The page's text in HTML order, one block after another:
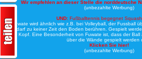
Wir empfehlen an dieser Stelle die norddeutsche
(unbezahlte Werbung)
UND: Fußballtennis begegnet
Bei Fuwate wird ähnlich wie z.B. bei Volleyball, der Fussball
Ball darf zu keiner Zeit den Boden berühren. Gespielt
oder Kopf. Eine Besonderheit von Fuwate ist, dass der Ball
über die Wände gespielt werden
Klicken Sie hier!
(unbezahlte Werbung)